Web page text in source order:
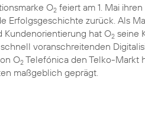
O2 feiert am 1. Mai
Erfolgsgeschichte zurück. Als
Kundenorientierung hat O2 seine
voranschreitenden
O2 Telefónica den Telko-Markt
maßgeblich geprägt.